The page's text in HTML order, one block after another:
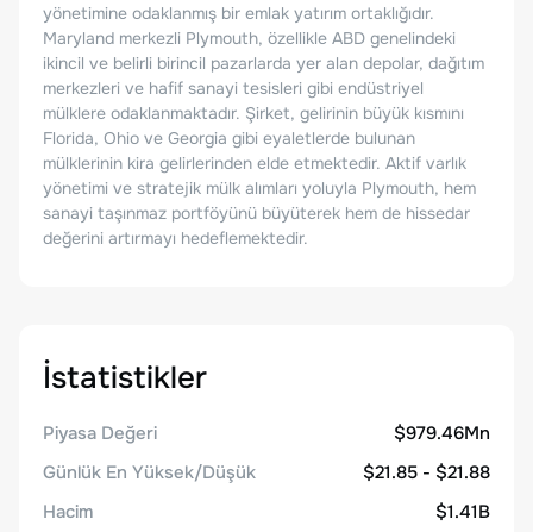
yönetimine odaklanmış bir emlak yatırım ortaklığıdır.
Maryland merkezli Plymouth, özellikle ABD genelindeki
ikincil ve belirli birincil pazarlarda yer alan depolar, dağıtım
merkezleri ve hafif sanayi tesisleri gibi endüstriyel
mülklere odaklanmaktadır. Şirket, gelirinin büyük kısmını
Florida, Ohio ve Georgia gibi eyaletlerde bulunan
mülklerinin kira gelirlerinden elde etmektedir. Aktif varlık
yönetimi ve stratejik mülk alımları yoluyla Plymouth, hem
sanayi taşınmaz portföyünü büyüterek hem de hissedar
değerini artırmayı hedeflemektedir.
İstatistikler
Piyasa Değeri
$979.46Mn
Günlük En Yüksek/Düşük
$21.85 - $21.88
Hacim
$1.41B